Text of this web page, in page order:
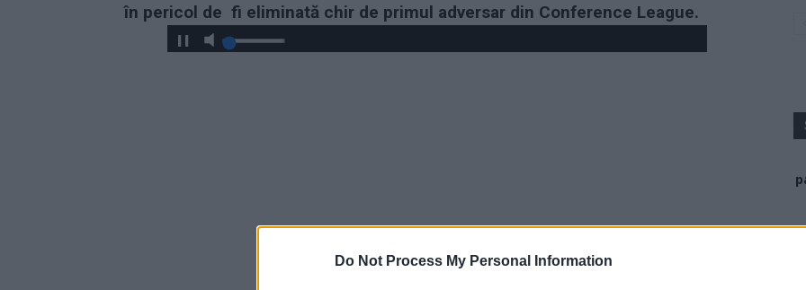
Do Not Process My Personal Information
în pericol de fi eliminată chir de primul adversar din Conference League.